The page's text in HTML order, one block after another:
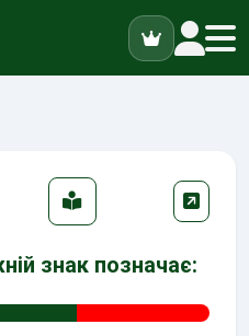
знак позначає: